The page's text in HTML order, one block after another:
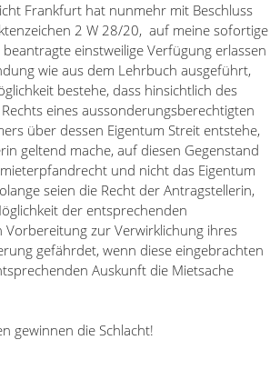
Frankfurt hat nunmehr mit Beschluss
2 W 28/20, auf meine sofortige
einstweilige Verfügung erlassen
wie aus dem Lehrbuch ausgeführt,
bestehe, dass hinsichtlich des
eines aussonderungsberechtigten
über dessen Eigentum Streit entstehe,
geltend mache, auf diesen Gegenstand
und nicht das Eigentum
seien die Recht der Antragstellerin,
der entsprechenden
Vorbereitung zur Verwirklichung ihres
gefährdet, wenn diese eingebrachten
Auskunft die Mietsache
gewinnen die Schlacht!